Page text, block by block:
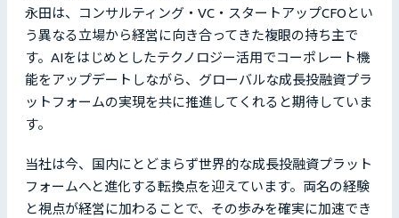
永田は、コンサルティング・VC・スタートアップCFOとい
う異なる立場から経営に向き合ってきた複眼の持ち主で
す。AIをはじめとしたテクノロジー活用でコーポレート機
能をアップデートしながら、グローバルな成長投融資プラ
ットフォームの実現を共に推進してくれると期待していま
す。
当社は今、国内にとどまらず世界的な成長投融資プラット
フォームへと進化する転換点を迎えています。両名の経験
と視点が経営に加わることで、その歩みを確実に加速でき